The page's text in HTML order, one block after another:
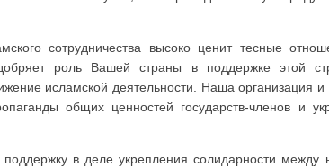
сотрудничества высоко ценит тесные
роль Вашей страны в поддержке этой
исламской деятельности. Наша организация и
общих ценностей государств-членов и
в деле укрепления солидарности между